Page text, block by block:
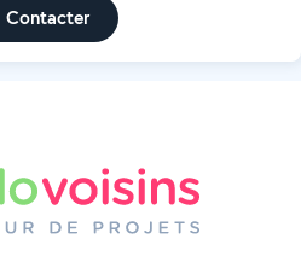
Contacter